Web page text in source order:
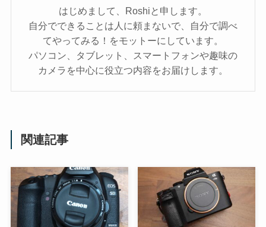
はじめまして、Roshiと申します。
自分でできることは人に頼まないで、自分で調べ
てやってみる！をモットーにしています。
パソコン、タブレット、スマートフォンや趣味の
カメラを中心に役立つ内容をお届けします。
関連記事